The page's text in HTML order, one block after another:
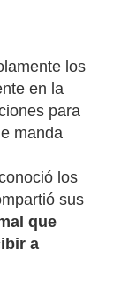
los
en la
para
manda
los
sus
que
a